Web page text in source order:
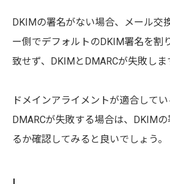
DKIMの署名がない場合、メール交
ー側でデフォルトのDKIM署名を割
致せず、DKIMとDMARCが失敗しま
ドメインアライメントが適合して
DMARCが失敗する場合は、DKIM
るか確認してみると良いでしょう。